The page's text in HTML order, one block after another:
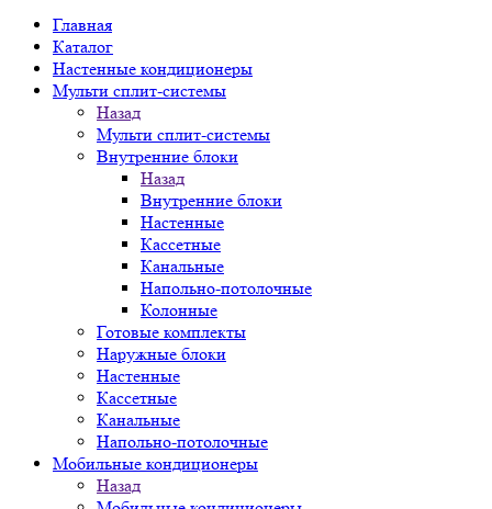
Главная
Каталог
Настенные кондиционеры
Мульти сплит-системы
Назад
Мульти сплит-системы
Внутренние блоки
Назад
Внутренние блоки
Настенные
Кассетные
Канальные
Напольно-потолочные
Колонные
Готовые комплекты
Наружные блоки
Настенные
Кассетные
Канальные
Напольно-потолочные
Мобильные кондиционеры
Назад